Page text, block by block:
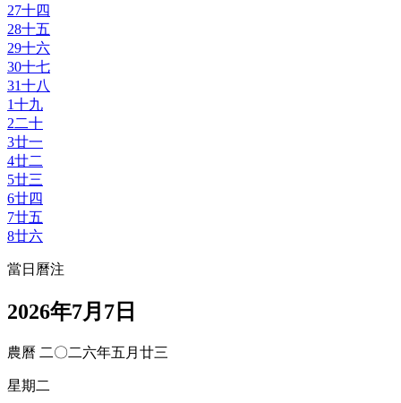
27十四
28十五
29十六
30十七
31十八
1十九
2二十
3廿一
4廿二
5廿三
6廿四
7廿五
8廿六
當日曆注
2026年7月7日
農曆 二〇二六年五月廿三
星期二